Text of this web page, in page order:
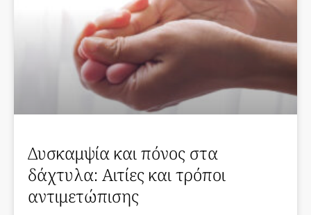
Δυσκαμψία και πόνος στα
δάχτυλα: Αιτίες και τρόποι
αντιμετώπισης